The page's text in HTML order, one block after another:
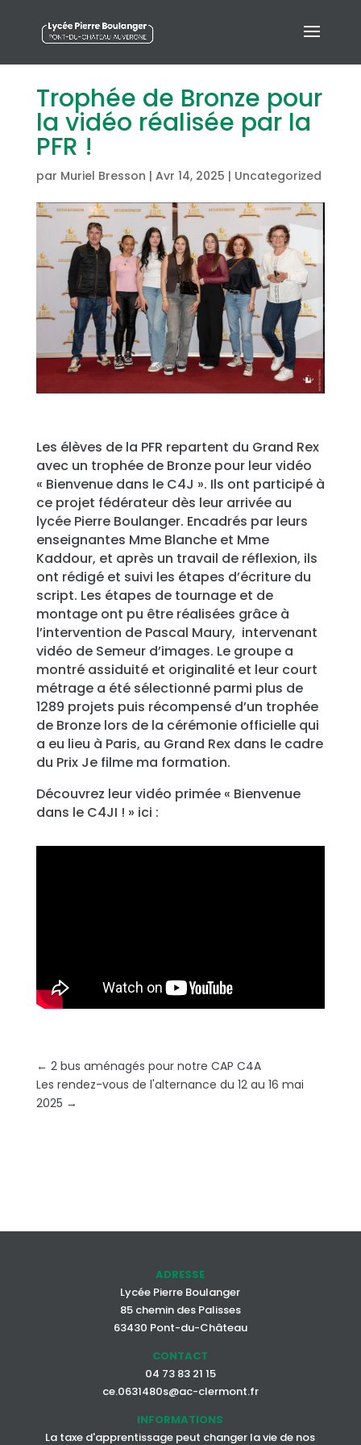
Trophée de Bronze pour
la vidéo réalisée par la
PFR !
par Muriel Bresson | Avr 14, 2025 | Uncategorized
Les élèves de la PFR repartent du Grand Rex
avec un trophée de Bronze pour leur vidéo
« Bienvenue dans le C4J ». Ils ont participé à
ce projet fédérateur dès leur arrivée au
lycée Pierre Boulanger. Encadrés par leurs
enseignantes Mme Blanche et Mme
Kaddour, et après un travail de réflexion, ils
ont rédigé et suivi les étapes d’écriture du
script. Les étapes de tournage et de
montage ont pu être réalisées grâce à
l’intervention de Pascal Maury, intervenant
vidéo de Semeur d’images. Le groupe a
montré assiduité et originalité et leur court
métrage a été sélectionné parmi plus de
1289 projets puis récompensé d’un trophée
de Bronze lors de la cérémonie officielle qui
a eu lieu à Paris, au Grand Rex dans le cadre
du Prix Je filme ma formation.
Découvrez leur vidéo primée « Bienvenue
dans le C4JI ! » ici :
← 2 bus aménagés pour notre CAP C4A
Les rendez-vous de l'alternance du 12 au 16 mai
2025 →
ADRESSE
Lycée Pierre Boulanger
85 chemin des Palisses
63430 Pont-du-Château
CONTACT
04 73 83 21 15
ce.0631480s@ac-clermont.fr
INFORMATIONS
La taxe d'apprentissage peut changer la vie de nos